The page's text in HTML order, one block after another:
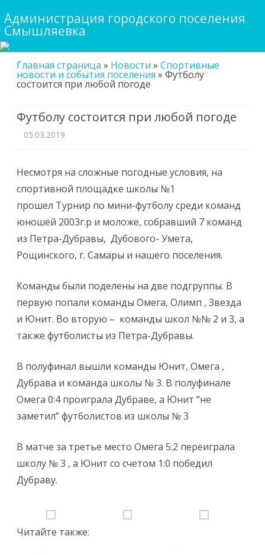
Администрация городского поселения
Смышляевка
to
content
Главная страница » Новости » Спортивные
новости и события поселения » Футболу
состоится при любой погоде
Футболу состоится при любой погоде
05.03.2019
Несмотря на сложные погодные условия, на
спортивной площадке школы №1
прошел Турнир по мини-футболу среди команд
юношей 2003г.р и моложе, собравший 7 команд
из Петра-Дубравы, Дубового- Умета,
Рощинского, г. Самары и нашего поселения.
Команды были поделены на две подгруппы. В
первую попали команды Омега, Олимп , Звезда
и Юнит. Во вторую – команды школ №№ 2 и 3, а
также футболисты из Петра-Дубравы.
В полуфинал вышли команды Юнит, Омега ,
Дубрава и команда школы № 3. В полуфинале
Омега 0:4 проиграла Дубраве, а Юнит “не
заметил” футболистов из школы № 3
В матче за третье место Омега 5:2 переиграла
школу № 3 , а Юнит со счетом 1:0 победил
Дубраву.
Читайте также: